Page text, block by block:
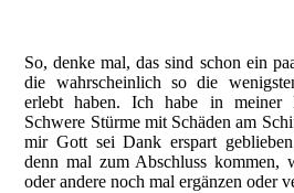
So, denke mal, das sind schon ein
die wahrscheinlich so die
erlebt haben. Ich habe in meiner
Schwere Stürme mit Schäden am
mir Gott sei Dank erspart
denn mal zum Abschluss kommen,
oder andere noch mal ergänzen oder